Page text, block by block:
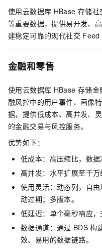
使用云数据库 HBase 存储社
等重要数据，提供易开发、
建稳定可靠的现代社交 Feed
金融和零售
使用云数据库 HBase 存储金
融风控中的用户事件、画像
据，提供低成本、高并发、
的金融交易与风控服务。
优势如下：
低成本：高压缩比，数
高并发：水平扩展至千万
使用灵活：动态列，自
动过期；多版本。
低延迟：单个毫秒响应，
数据通道：通过 BDS 构
效、易用的数据链路。